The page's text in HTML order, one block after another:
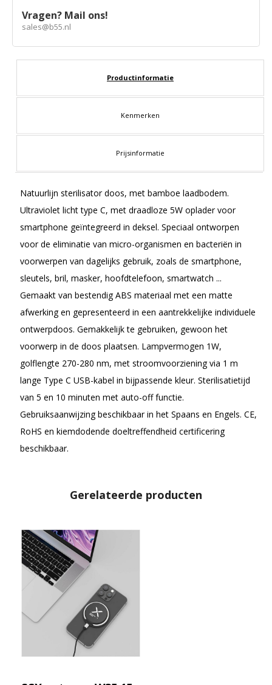
Vragen? Mail ons!
sales@b55.nl
Productinformatie
Kenmerken
Prijsinformatie
Natuurlijn sterilisator doos, met bamboe laadbodem.
Ultraviolet licht type C, met draadloze 5W oplader voor
smartphone geïntegreerd in deksel. Speciaal ontworpen
voor de eliminatie van micro-organismen en bacteriën in
voorwerpen van dagelijks gebruik, zoals de smartphone,
sleutels, bril, masker, hoofdtelefoon, smartwatch ...
Gemaakt van bestendig ABS materiaal met een matte
afwerking en gepresenteerd in een aantrekkelijke individuele
ontwerpdoos. Gemakkelijk te gebruiken, gewoon het
voorwerp in de doos plaatsen. Lampvermogen 1W,
golflengte 270-280 nm, met stroomvoorziening via 1 m
lange Type C USB-kabel in bijpassende kleur. Sterilisatietijd
van 5 en 10 minuten met auto-off functie.
Gebruiksaanwijzing beschikbaar in het Spaans en Engels. CE,
RoHS en kiemdodende doeltreffendheid certificering
beschikbaar.
Gerelateerde producten